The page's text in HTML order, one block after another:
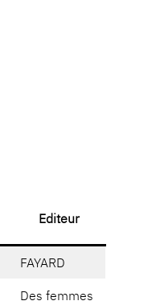
Editeur
FAYARD
Des femmes